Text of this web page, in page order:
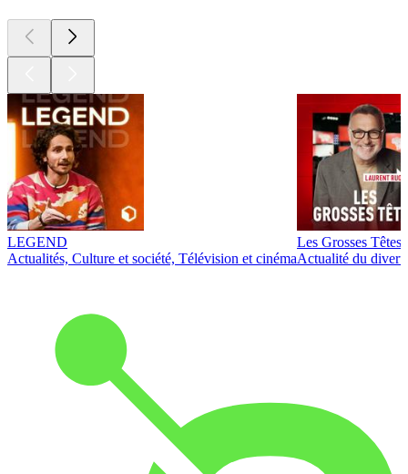
LEGEND
Actualités, Culture et société, Télévision et cinéma
Les Grosses Têtes
Actualité du